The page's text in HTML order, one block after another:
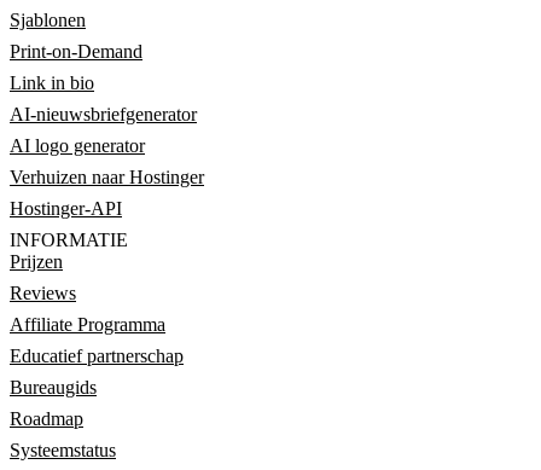
Sjablonen
Print-on-Demand
Link in bio
AI-nieuwsbriefgenerator
AI logo generator
Verhuizen naar Hostinger
Hostinger-API
INFORMATIE
Prijzen
Reviews
Affiliate Programma
Educatief partnerschap
Bureaugids
Roadmap
Systeemstatus